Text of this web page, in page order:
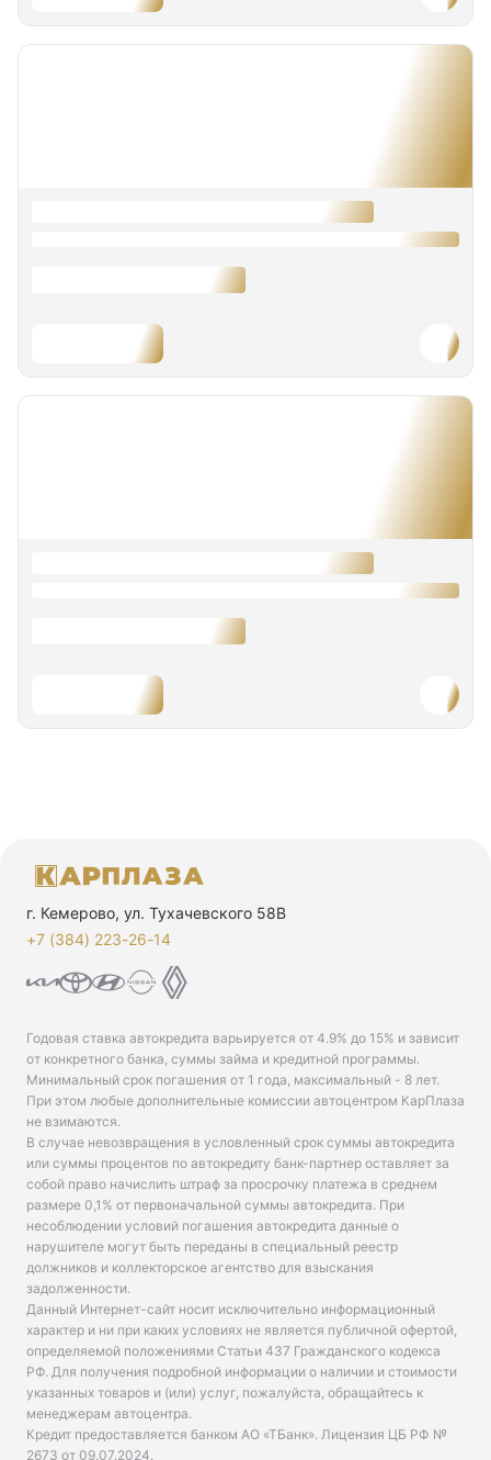
г. Кемерово, ул. Тухачевского 58В
+7 (384) 223-26-14‬
Годовая ставка автокредита варьируется от 4.9% до 15% и зависит
от конкретного банка, суммы займа и кредитной программы.
Минимальный срок погашения от 1 года, максимальный - 8 лет.
При этом любые дополнительные комиссии автоцентром КарПлаза
не взимаются.
В случае невозвращения в условленный срок суммы автокредита
или суммы процентов по автокредиту банк-партнер оставляет за
собой право начислить штраф за просрочку платежа в среднем
размере 0,1% от первоначальной суммы автокредита. При
несоблюдении условий погашения автокредита данные о
нарушителе могут быть переданы в специальный реестр
должников и коллекторское агентство для взыскания
задолженности.
Данный Интернет-сайт носит исключительно информационный
характер и ни при каких условиях не является публичной офертой,
определяемой положениями Статьи 437 Гражданского кодекса
РФ. Для получения подробной информации о наличии и стоимости
указанных товаров и (или) услуг, пожалуйста, обращайтесь к
менеджерам автоцентра.
Кредит предоставляется банком АО «ТБанк». Лицензия ЦБ РФ №
2673 от 09.07.2024.